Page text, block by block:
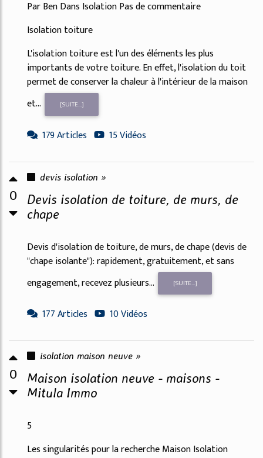
Par Ben Dans Isolation Pas de commentaire
Isolation toiture
L'isolation toiture est l'un des éléments les plus
importants de votre toiture. En effet, l'isolation du toit
permet de conserver la chaleur à l'intérieur de la maison
et...
[SUITE...]
179 Articles 15 Vidéos
0
devis isolation »
Devis isolation de toiture, de murs, de
chape
Devis d'isolation de toiture, de murs, de chape (devis de
"chape isolante"): rapidement, gratuitement, et sans
engagement, recevez plusieurs...
[SUITE...]
177 Articles 10 Vidéos
0
isolation maison neuve »
Maison isolation neuve - maisons -
Mitula Immo
5
Les singularités pour la recherche Maison Isolation